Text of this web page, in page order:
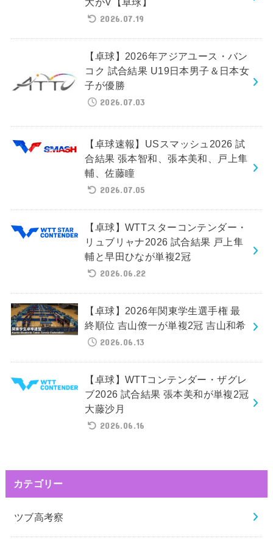
2026.07.19
【卓球】2026年アジアユース・バン
コク 試合結果 U19日本男子＆日本女
子が優勝
2026.07.03
【卓球速報】USスマッシュ2026 試
合結果 張本智和、張本美和、戸上隼
輔、佐藤瞳
2026.07.05
【卓球】WTTスターコンテンダー・
リュブリャナ2026 試合結果 戸上隼
輔と早田ひなが単複2冠
2026.06.22
【卓球】2026年関東学生選手権 最
終順位 吉山僚一が単複2冠 吉山和希
2026.06.13
【卓球】WTTコンテンダー・ザグレ
ブ2026 試合結果 張本美和が単複2冠
大藤沙月
2026.06.16
カテゴリー
ツブ高考察